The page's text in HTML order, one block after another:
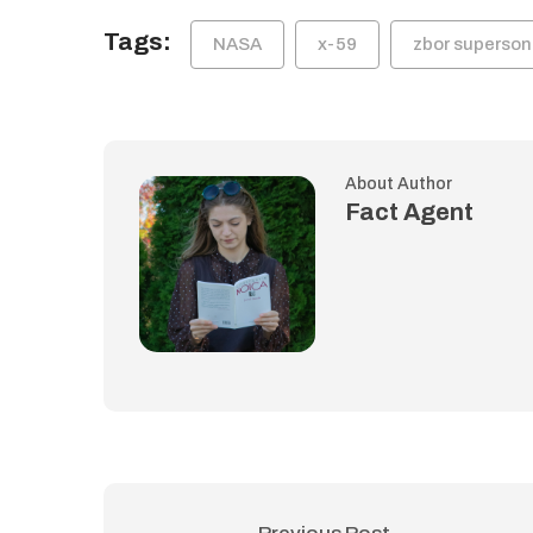
Tags: NASA x-59 zbor
About Author
Fact Agent